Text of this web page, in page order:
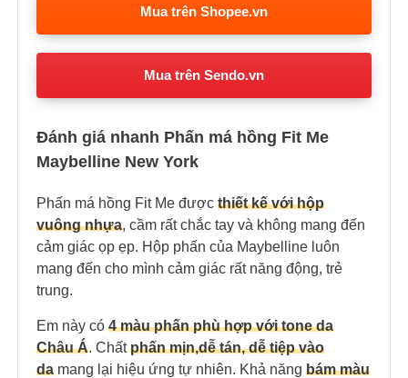
Mua trên Shopee.vn
Mua trên Sendo.vn
Đánh giá nhanh Phấn má hồng Fit Me
Maybelline New York
Phấn má hồng Fit Me được thiết kế với hộp
vuông nhựa, cầm rất chắc tay và không mang đến
cảm giác ọp ẹp. Hộp phấn của Maybelline luôn
mang đến cho mình cảm giác rất năng động, trẻ
trung.
Em này có 4 màu phấn phù hợp với tone da
Châu Á. Chấtphấn mịn,dễ tán, dễ tiệp vào
da mang lại hiệu ứng tự nhiên. Khả năng bám màu